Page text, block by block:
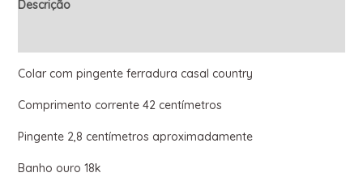
Descrição
Colar com pingente ferradura casal country
Comprimento corrente 42 centímetros
Pingente 2,8 centímetros aproximadamente
Banho ouro 18k